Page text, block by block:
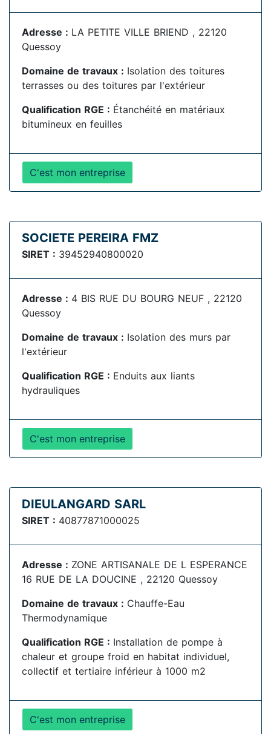
Adresse : LA PETITE VILLE BRIEND , 22120
Quessoy
Domaine de travaux : Isolation des toitures
terrasses ou des toitures par l'extérieur
Qualification RGE : Étanchéité en matériaux
bitumineux en feuilles
C'est mon entreprise
SOCIETE PEREIRA FMZ
SIRET : 39452940800020
Adresse : 4 BIS RUE DU BOURG NEUF , 22120
Quessoy
Domaine de travaux : Isolation des murs par
l'extérieur
Qualification RGE : Enduits aux liants
hydrauliques
C'est mon entreprise
DIEULANGARD SARL
SIRET : 40877871000025
Adresse : ZONE ARTISANALE DE L ESPERANCE
16 RUE DE LA DOUCINE , 22120 Quessoy
Domaine de travaux : Chauffe-Eau
Thermodynamique
Qualification RGE : Installation de pompe à
chaleur et groupe froid en habitat individuel,
collectif et tertiaire inférieur à 1000 m2
C'est mon entreprise